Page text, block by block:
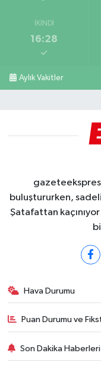
İKINDI
16:28
Aylık Vakitler
buluştururken,
Şatafattan
Hava Durumu
Puan Durumu ve
Son Dakika Haberleri